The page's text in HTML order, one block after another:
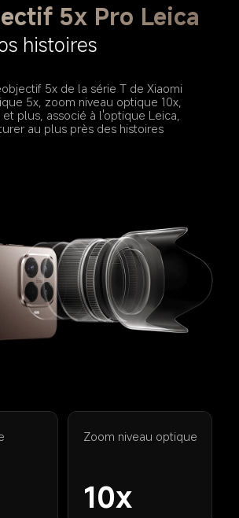
5x Pro Leica
histoires
5x de la série T de Xiaomi
5x, zoom niveau optique 10x,
plus, associé à l'optique Leica,
au plus près des histoires
Zoom niveau optique
10x